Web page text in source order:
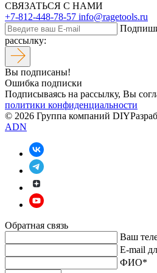
СВЯЗАТЬСЯ С НАМИ
+7-812-448-78-57 info@ragetools.ru
рассылку:
Вы подписаны!
Ошибка подписки
Подписываясь на рассылку, Вы
политики конфиденциальности
© 2026 Группа компаний DIY
ADN
Обратная связь
Ваш
E-mail
ФИО*